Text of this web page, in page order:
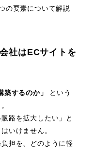
の要素について解説
社はECサイトを
築するのか」 という
路を拡大したい」と
いけません。
担を、どのように軽